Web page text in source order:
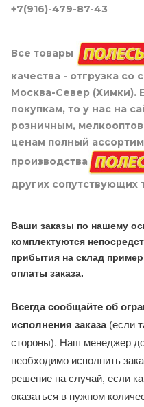
+7(916)-479-87-43
Все товары
качества - отгрузка
Москва-Север (Химки).
покупкам, то у нас на
розничным,
ценам полный
производства
других сопутствующих
Ваши заказы по нашему
комплектуются
прибытия на склад
оплаты заказа.
Всегда сообщайте об
исполнения заказа(если
стороны). Наш менеджер
необходимо исполнить
решение на случай, если
оказаться в нужном